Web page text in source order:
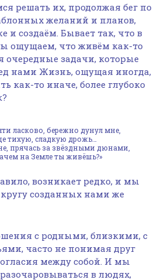
решать их, продолжая бег по
желаний и планов,
и создаём. Бывает так, что в
ощущаем, что живём как-то
задачи, которые
нами Жизнь, ощущая иногда,
как-то иначе, более глубоко
ласково, бережно дунул мне,
тихую, сладкую дрожь…
прячась за звёздными дюнами,
на Земле ты живёшь?»
возникает редко, и мы
созданных нами же
с родными, близкими, с
часто не понимая друг
между собой. И мы
в людях,